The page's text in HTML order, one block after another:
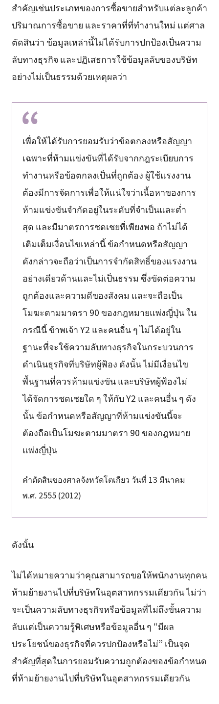
สำคัญเช่นประเภทของการซื้อขายสำหรับแต่ละลูกค้า
ปริมาณการซื้อขาย และราคาที่ที่ทำงานใหม่ แต่ศาล
ตัดสินว่า ข้อมูลเหล่านี้ไม่ได้รับการปกป้องเป็นความ
ลับทางธุรกิจ และปฏิเสธการใช้ข้อมูลลับของบริษัท
อย่างไม่เป็นธรรมด้วยเหตุผลว่า
เพื่อให้ได้รับการยอมรับว่าข้อตกลงหรือสัญญา
เฉพาะที่ห้ามแข่งขันที่ได้รับจากกฎระเบียบการ
ทำงานหรือข้อตกลงเป็นที่ถูกต้อง ผู้ใช้แรงงาน
ต้องมีการจัดการเพื่อให้แน่ใจว่าเนื้อหาของการ
ห้ามแข่งขันจำกัดอยู่ในระดับที่จำเป็นและต่ำ
สุด และมีมาตรการชดเชยที่เพียงพอ ถ้าไม่ได้
เติมเต็มเงื่อนไขเหล่านี้ ข้อกำหนดหรือสัญญา
ดังกล่าวจะถือว่าเป็นการจำกัดสิทธิ์ของแรงงาน
อย่างเดียวด้านและไม่เป็นธรรม ซึ่งขัดต่อความ
ถูกต้องและความดีของสังคม และจะถือเป็น
โมฆะตามมาตรา 90 ของกฎหมายแพ่งญี่ปุ่น ใน
กรณีนี้ ข้าพเจ้า Y2 และคนอื่น ๆ ไม่ได้อยู่ใน
ฐานะที่จะใช้ความลับทางธุรกิจในกระบวนการ
ดำเนินธุรกิจที่บริษัทผู้ฟ้อง ดังนั้น ไม่มีเงื่อนไข
พื้นฐานที่ควรห้ามแข่งขัน และบริษัทผู้ฟ้องไม่
ได้จัดการชดเชยใด ๆ ให้กับ Y2 และคนอื่น ๆ ดัง
นั้น ข้อกำหนดหรือสัญญาที่ห้ามแข่งขันนี้จะ
ต้องถือเป็นโมฆะตามมาตรา 90 ของกฎหมาย
แพ่งญี่ปุ่น
คำตัดสินของศาลจังหวัดโตเกียว วันที่ 13 มีนาคม
พ.ศ. 2555 (2012)
ดังนั้น
ไม่ได้หมายความว่าคุณสามารถขอให้พนักงานทุกคน
ห้ามย้ายงานไปที่บริษัทในอุตสาหกรรมเดียวกัน ไม่ว่า
จะเป็นความลับทางธุรกิจหรือข้อมูลที่ไม่ถึงขั้นความ
ลับแต่เป็นความรู้พิเศษหรือข้อมูลอื่น ๆ “มีผล
ประโยชน์ของธุรกิจที่ควรปกป้องหรือไม่” เป็นจุด
สำคัญที่สุดในการยอมรับความถูกต้องของข้อกำหนด
ที่ห้ามย้ายงานไปที่บริษัทในอุตสาหกรรมเดียวกัน